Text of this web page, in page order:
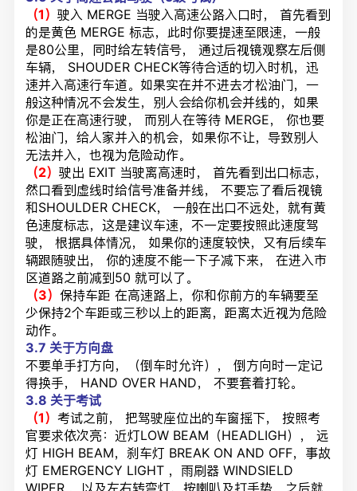
（1）驶入 MERGE 当驶入高速公路入口时， 首先看到
的是黄色 MERGE 标志，此时你要提速至限速，一般
是80公里，同时给左转信号， 通过后视镜观察左后侧
车辆， SHOUDER CHECK等待合适的切入时机，迅
速并入高速行车道。如果实在并不进去才松油门，一
般这种情况不会发生，别人会给你机会并线的，如果
你是正在高速行驶， 而别人在等待 MERGE， 你也要
松油门，给人家并入的机会，如果你不让，导致别人
无法并入，也视为危险动作。
（2）驶出 EXIT 当驶离高速时， 首先看到出口标志，
然口看到虚线时给信号准备并线， 不要忘了看后视镜
和SHOULDER CHECK， 一般在出口不远处，就有黄
色速度标志，这是建议车速，不一定要按照此速度驾
驶， 根据具体情况， 如果你的速度较快，又有后续车
辆跟随驶出， 你的速度不能一下子减下来， 在进入市
区道路之前减到50 就可以了。
（3）保持车距 在高速路上，你和你前方的车辆要至
少保持2个车距或三秒以上的距离，距离太近视为危险
动作。
3.7关于方向盘
不要单手打方向，（倒车时允许）， 倒方向时一定记
得换手， HAND OVER HAND， 不要套着打轮。
3.8关于考试
（1）考试之前， 把驾驶座位出的车窗摇下， 按照考
官要求依次亮：近灯LOW BEAM（HEADLIGH）， 远
灯 HIGH BEAM，刹车灯 BREAK ON AND OFF，事故
灯 EMERGENCY LIGHT ，雨刷器 WINDSIELD